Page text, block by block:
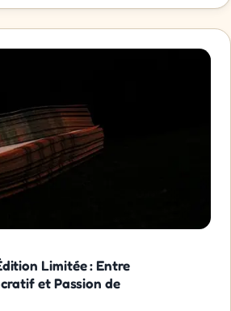
Limitée : Entre
et Passion de